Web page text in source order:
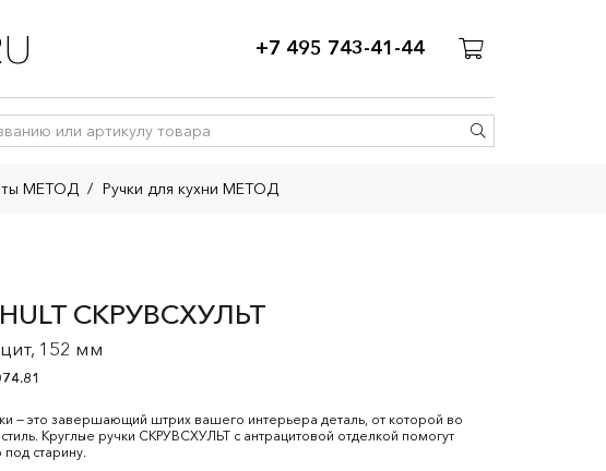
+7 495 743-41-44
МЕТОД / Ручки для кухни МЕТОД
СКРУВСХУЛЬТ
152 мм
— это завершающий штрих вашего интерьера деталь, от которой во
Круглые ручки СКРУВСХУЛЬТ с антрацитовой отделкой помогут
старину.